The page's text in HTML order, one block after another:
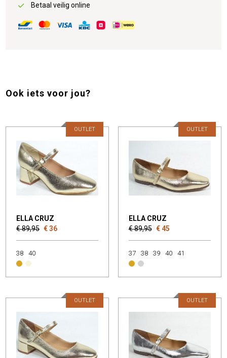
Betaal veilig online
Ook iets voor jou?
ELLA CRUZ
€ 89,95 € 36
OUTLET
38 40
ELLA CRUZ
€ 89,95 € 45
OUTLET
37 38 39 40 41
OUTLET OUTLET